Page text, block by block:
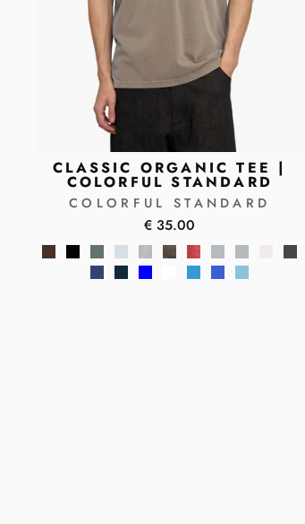
CLASSIC ORGANIC TEE |
COLORFUL STANDARD
COLORFUL STANDARD
€ 35.00